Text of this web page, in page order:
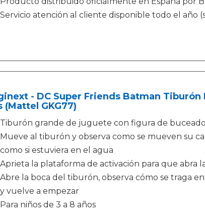
Servicio atención al cliente disponible todo el año
- DC Super Friends Batman
(Mattel GKG77)
Tiburón grande de juguete con figura de
Mueve al tiburón y observa como se mueven su
como si estuviera en el agua
Aprieta la plataforma de activación para que abra
Abre la boca del tiburón, observa cómo se traga
y vuelve a empezar
Para niños de 3 a 8 años